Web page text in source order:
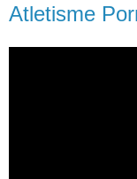
Atletisme